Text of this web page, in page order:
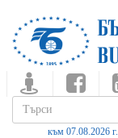
към 07.08.2026 г.